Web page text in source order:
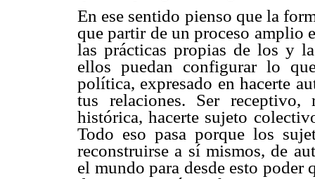
En ese sentido pienso que la
que partir de un proceso amplio
las prácticas propias de los y
ellos puedan configurar lo
política, expresado en hacerte
tus relaciones. Ser receptivo,
histórica, hacerte sujeto
Todo eso pasa porque los
reconstruirse a sí mismos, de
el mundo para desde esto poder